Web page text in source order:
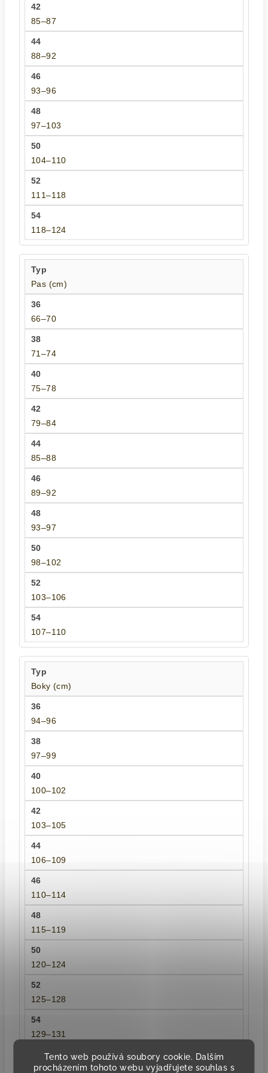
Tento web používá soubory cookie. Dalším
procházením tohoto webu vyjadřujete souhlas s
85–87
88–92
93–96
97–103
104–110
111–118
118–124
Pas (cm)
66–70
71–74
75–78
79–84
85–88
89–92
93–97
98–102
103–106
107–110
Boky (cm)
94–96
97–99
100–102
103–105
106–109
110–114
115–119
120–124
125–128
129–131